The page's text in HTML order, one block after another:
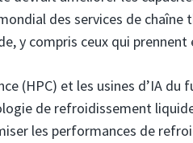
des services de
y compris ceux qui prennent
(HPC) et les usines d’IA
de refroidissement
les performances de